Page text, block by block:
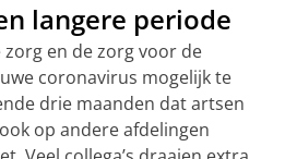
langere periode
en de zorg voor de
coronavirus mogelijk te
drie maanden dat artsen
op andere afdelingen